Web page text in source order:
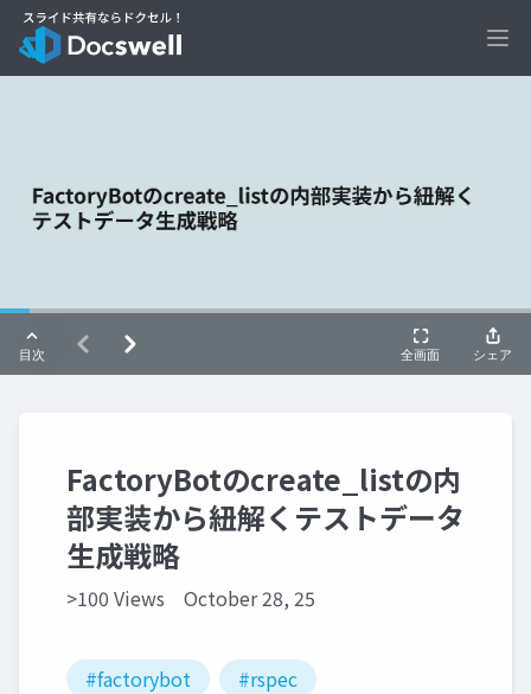
FactoryBotのcreate_listの内
部実装から紐解くテストデータ
生成戦略
>100 Views October 28, 25
#factorybot
#rspec